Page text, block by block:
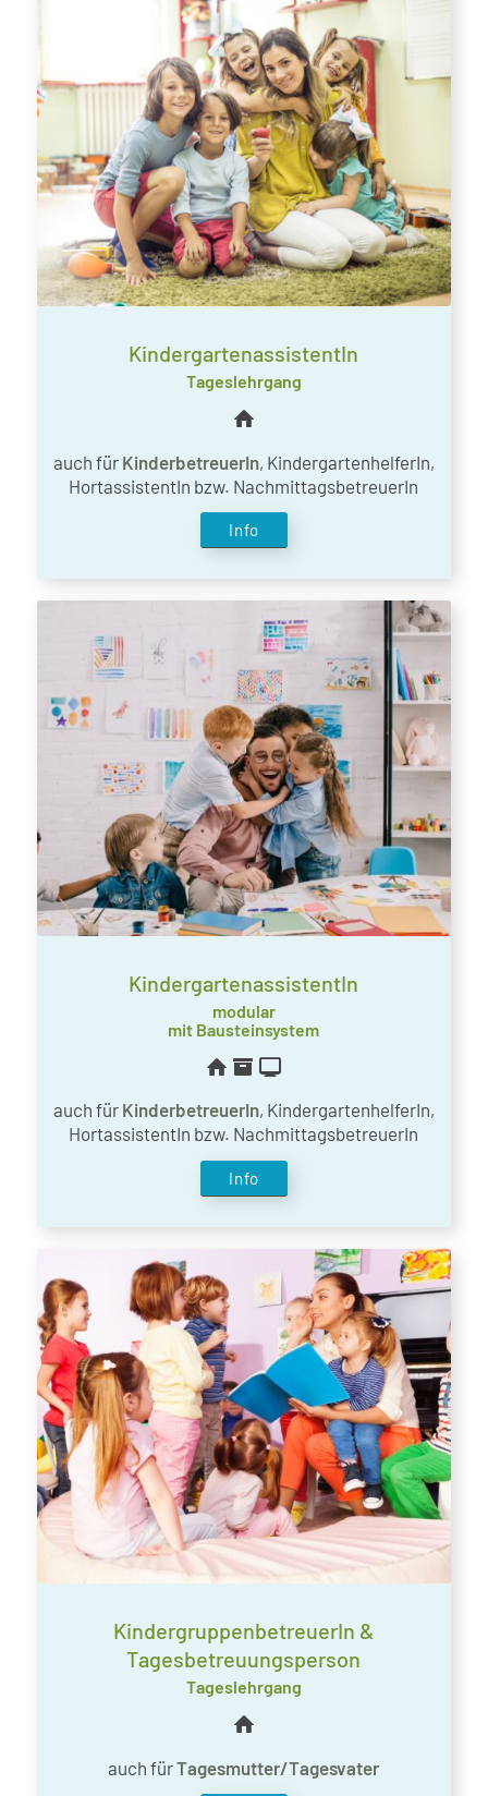
KindergartenassistentIn
Tageslehrgang
auch für KinderbetreuerIn, Kindergarten­helferIn,
HortassistentIn bzw. NachmittagsbetreuerIn
Info
KindergartenassistentIn
modular
mit Bausteinsystem
auch für KinderbetreuerIn, Kindergarten­helferIn,
HortassistentIn bzw. NachmittagsbetreuerIn
Info
Kindergruppen­betreuerIn &
Tagesbetreuungsperson
Tageslehrgang
auch fürTagesmutter/Tagesvater